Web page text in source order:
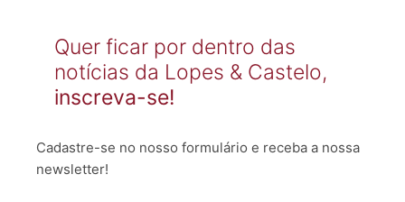
Quer ficar por dentro das
notícias da Lopes & Castelo,
inscreva-se!
Cadastre-se no nosso formulário e receba a nossa
newsletter!